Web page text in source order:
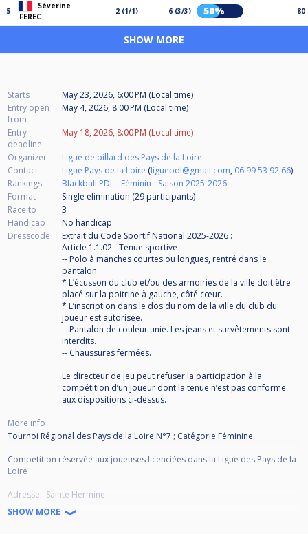
5
Séverine
FEREC
2 (1/1) 6 (3/3) 50% 80
SHOW MORE
Starts
May 23, 2026, 6:00 PM (Local time)
Entry open
from
May 4, 2026, 8:00 PM (Local time)
Entry
deadline
May 18, 2026, 8:00 PM (Local time)
Organizer
Ligue de billard des Pays de la Loire
Contact
Ligue Pays de la Loire (liguepdl@gmail.com, 06 99 53 92 66)
Rankings
Blackball PDL - Féminin - Saison 2025-2026
Format
Single elimination (29 participants)
Race to
3
Handicap
No handicap
Dresscode
Extrait du Code Sportif National 2025-2026 :
Article 1.1.02 - Tenue sportive
-- Polo à manches courtes ou longues, rentré dans le
pantalon.
* L’écusson du club et/ou des armoiries de la ville doit être
placé sur la poitrine à gauche, côté cœur.
* L’inscription dans le dos du nom de la ville du club du
joueur est autorisée.
-- Pantalon de couleur unie. Les jeans et survêtements sont
interdits.
-- Chaussures fermées.
Le directeur de jeu peut refuser la participation à la
compétition d’un joueur dont la tenue n’est pas conforme
aux dispositions ci-dessus.
More info
Tournoi Régional des Pays de la Loire N°7 ; Catégorie Féminine
Compétition réservée aux joueuses licenciées dans la Ligue des Pays de la
Loire
Adresse : Sainte Hermine
Pour toutes questions : liguepdl@gmail.com
SHOW MORE